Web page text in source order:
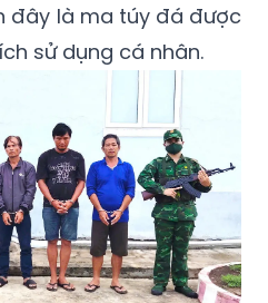
đây là ma túy đá được
sử dụng cá nhân.